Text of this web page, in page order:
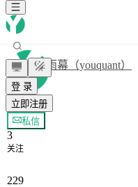
登 录
立即注册
雨幕（youquant）
+ 关注
私信
3
关注
229